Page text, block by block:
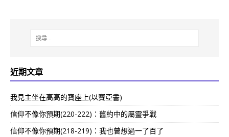
近期文章
我見主坐在高高的寶座上(以賽亞書)
信仰不像你預期(220-222)：舊約中的屬靈爭戰
信仰不像你預期(218-219)：我也曾想過一了百了